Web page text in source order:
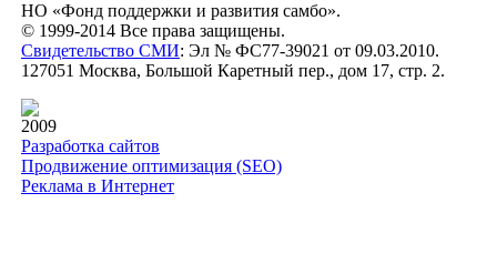
НО «Фонд поддержки и развития самбо».
© 1999-2014 Все права защищены.
Свидетельство СМИ: Эл № ФС77-39021 от 09.03.2010.
127051 Москва, Большой Каретный пер., дом 17, стр. 2.
2009
Разработка сайтов
Продвижение оптимизация (SEO)
Реклама в Интернет